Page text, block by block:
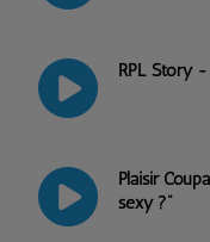
RPL Story
Plaisir
sexy ?"